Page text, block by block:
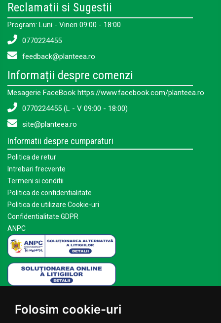
Folosim cookie-uri
Reclamatii si Sugestii
Program: Luni - Vineri 09:00 - 18:00
0770224455
feedback@planteea.ro
Informații despre comenzi
Mesagerie FaceBook https://www.facebook.com/planteea.ro
0770224455 (L - V 09:00 - 18:00)
site@planteea.ro
Informatii despre cumparaturi
Politica de retur
Intrebari frecvente
Termeni si conditii
Politica de confidentialitate
Politica de utilizare Cookie-uri
Confidentialitate GDPR
ANPC
Acasa